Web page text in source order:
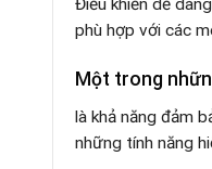
Điều khiển dễ
phù hợp với các
Một trong
là khả năng đảm
những tính năng